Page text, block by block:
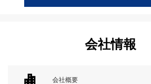
会社情報
会社概要